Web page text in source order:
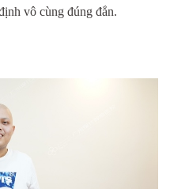
vô cùng đúng đắn.